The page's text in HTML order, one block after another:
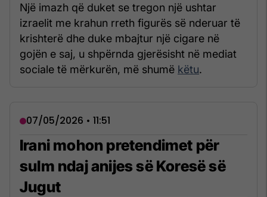
Një imazh që duket se tregon një ushtar
izraelit me krahun rreth figurës së nderuar të
krishterë dhe duke mbajtur një cigare në
gojën e saj, u shpërnda gjerësisht në mediat
sociale të mërkurën, më shumë këtu.
07/05/2026 • 11:51
Irani mohon pretendimet për
sulm ndaj anijes së Koresë së
Jugut